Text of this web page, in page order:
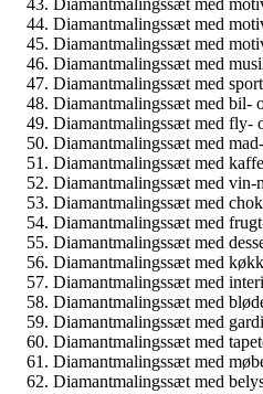
Diamantmalingssæt med
Diamantmalingssæt med
Diamantmalingssæt med
Diamantmalingssæt med
Diamantmalingssæt med
Diamantmalingssæt med bil-
Diamantmalingssæt med fly-
Diamantmalingssæt med
Diamantmalingssæt med
Diamantmalingssæt med vin-
Diamantmalingssæt med
Diamantmalingssæt med
Diamantmalingssæt med
Diamantmalingssæt med
Diamantmalingssæt med
Diamantmalingssæt med
Diamantmalingssæt med
Diamantmalingssæt med
Diamantmalingssæt med
Diamantmalingssæt med